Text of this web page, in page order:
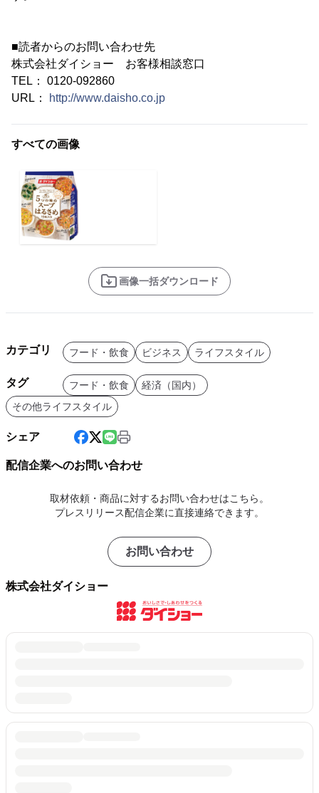
■読者からのお問い合わせ先
株式会社ダイショー お客様相談窓口
TEL： 0120-092860
URL：
http://www.daisho.co.jp
すべての画像
画像一括ダウンロード
カテゴリ フード・飲食 ビジネス ライフスタイル
タグ フード・飲食
経済（国内）
その他ライフスタイル
シェア
配信企業へのお問い合わせ
取材依頼・商品に対するお問い合わせはこちら。
プレスリリース配信企業に直接連絡できます。
お問い合わせ
株式会社ダイショー